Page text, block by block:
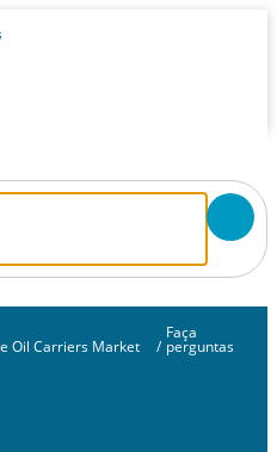
Oil Carriers Market /
Faça
perguntas